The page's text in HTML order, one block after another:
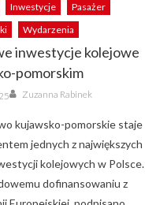
Inwestycje
Pasażer
Wydarzenia
inwestycje kolejowe
pomorskim
Author
Zuzanna Rabinek
kujawsko-pomorskie staje
jednych z największych
kolejowych w Polsce.
dofinansowaniu z